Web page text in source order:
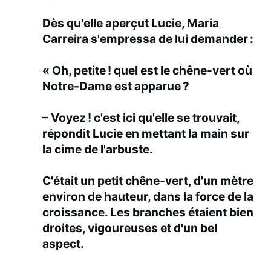
Dès qu'elle aperçut Lucie, Maria
Carreira s'empressa de lui demander :
« Oh, petite ! quel est le chêne-vert où
Notre-Dame est apparue ?
– Voyez ! c'est ici qu'elle se trouvait,
répondit Lucie en mettant la main sur
la cime de l'arbuste.
C'était un petit chêne-vert, d'un mètre
environ de hauteur, dans la force de la
croissance. Les branches étaient bien
droites, vigoureuses et d'un bel
aspect.